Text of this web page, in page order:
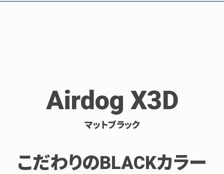
Airdog X3D
マットブラック
こだわりのBLACKカラー